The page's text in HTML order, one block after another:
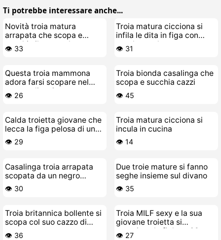
Ti potrebbe interessare anche...
Novità troia matura
arrapata che scopa e
succhia il cazzo al suo toy-
boy
👁️ 33
Troia matura cicciona si
infila le dita in figa con
parolacce da puttana
👁️ 31
Questa troia mammona
adora farsi scopare nel
campo di mais
👁️ 26
Troia bionda casalinga che
scopa e succhia cazzi
👁️ 45
Calda troietta giovane che
lecca la figa pelosa di una
lesbica matura troia
👁️ 29
Troia matura cicciona si
incula in cucina
👁️ 14
Casalinga troia arrapata
scopata da un negro
palestrato con cazzo
mostruoso
👁️ 30
Due troie mature si fanno
seghe insieme sul divano
👁️ 35
Troia britannica bollente si
scopa col suo cazzo di
gomma
👁️ 36
Troia MILF sexy e la sua
giovane troietta si
mangiano le fighe a 69
👁️ 27